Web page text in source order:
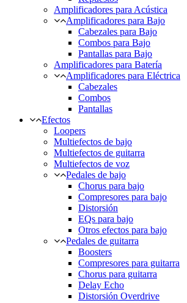
Amplificadores para Acústica
Amplificadores para Bajo
Cabezales para Bajo
Combos para Bajo
Pantallas para Bajo
Amplificadores para Batería
Amplificadores para Eléctrica
Cabezales
Combos
Pantallas
Efectos
Loopers
Multiefectos de bajo
Multiefectos de guitarra
Multiefectos de voz
Pedales de bajo
Chorus para bajo
Compresores para bajo
Distorsión
EQs para bajo
Otros efectos para bajo
Pedales de guitarra
Boosters
Compresores para guitarra
Chorus para guitarra
Delay Echo
Distorsión Overdrive